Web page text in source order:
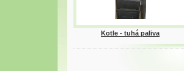
Kotle - tuhá paliva